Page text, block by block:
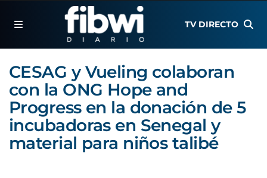
TV DIRECTO
CESAG y Vueling colaboran
con la ONG Hope and
Progress en la donación de 5
incubadoras en Senegal y
material para niños talibé